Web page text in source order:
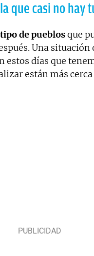
que casi no hay
de pueblosque
Una situación
estos días que
están más